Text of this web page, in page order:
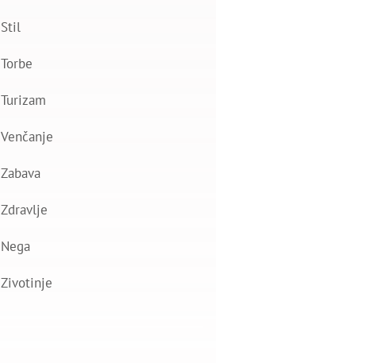
Stil
Torbe
Turizam
Venčanje
Zabava
Zdravlje
Nega
Zivotinje